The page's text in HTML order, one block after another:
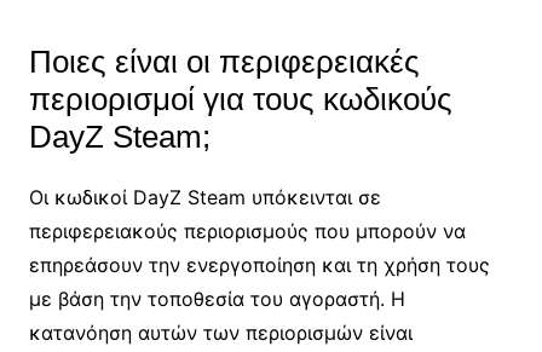
Ποιες είναι οι περιφερειακές
περιορισμοί για τους κωδικούς
DayZ Steam;
Οι κωδικοί DayZ Steam υπόκεινται σε
περιφερειακούς περιορισμούς που μπορούν να
επηρεάσουν την ενεργοποίηση και τη χρήση τους
με βάση την τοποθεσία του αγοραστή. Η
κατανόηση αυτών των περιορισμών είναι